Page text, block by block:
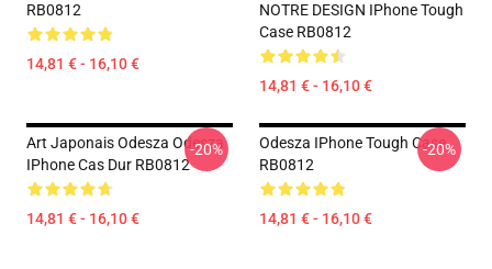
RB0812
14,81 € - 16,10 €
NOTRE DESIGN IPhone Tough
Case RB0812
14,81 € - 16,10 €
Art Japonais Odesza Odesza
IPhone Cas Dur RB0812
14,81 € - 16,10 €
-20%
Odesza IPhone Tough Case
RB0812
14,81 € - 16,10 €
-20%